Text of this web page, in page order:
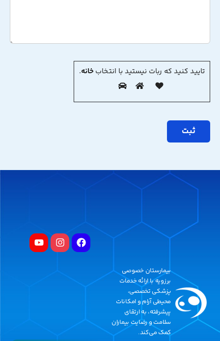
تایید کنید که ربات نیستید با انتخاب خانه.
بیمارستان خصوصی
برزویه با ارائه خدمات
پزشکی تخصصی،
محیطی آرام و امکانات
پیشرفته، به ارتقای
سلامت و رضایت بیماران
کمک می‌کند.